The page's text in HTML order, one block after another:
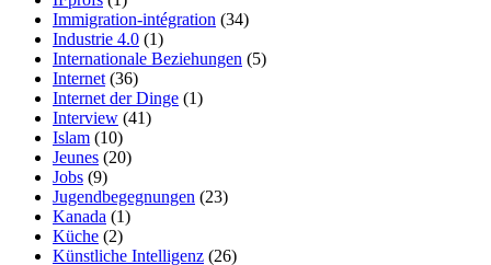
Immigration-intégration (34)
Industrie 4.0 (1)
Internationale Beziehungen (5)
Internet (36)
Internet der Dinge (1)
Interview (41)
Islam (10)
Jeunes (20)
Jobs (9)
Jugendbegegnungen (23)
Kanada (1)
Küche (2)
Künstliche Intelligenz (26)